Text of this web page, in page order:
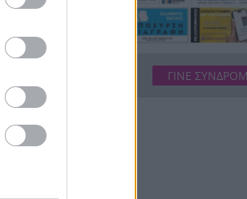
Χάθαγουεϊ
6 παραλίες με
Χωρίς διασπορά
ΓΙΝΕ